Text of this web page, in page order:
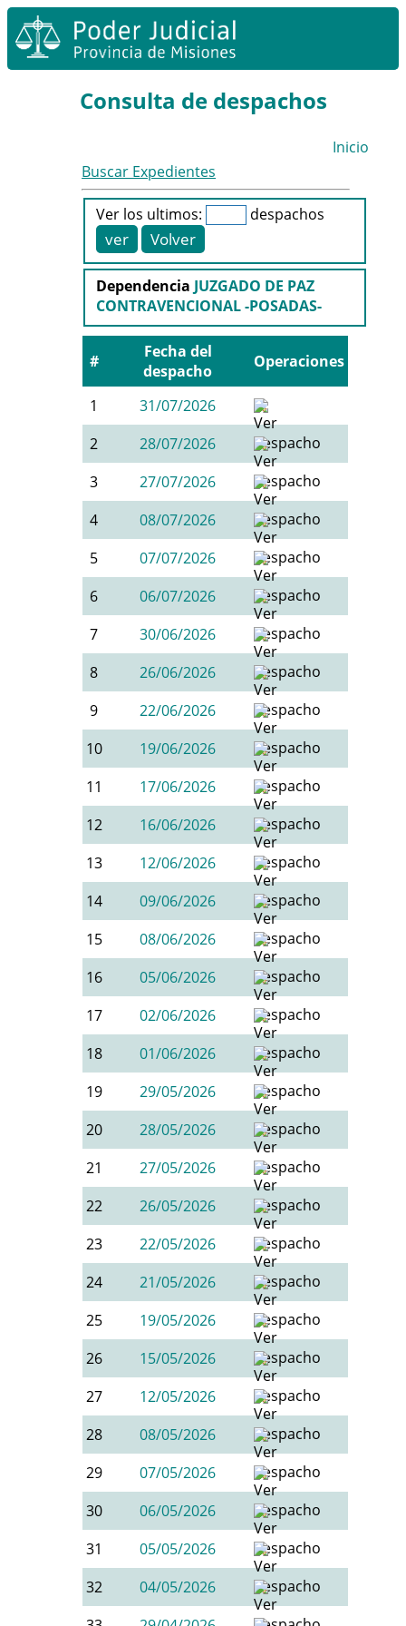
Consulta de despachos
Inicio
Buscar Expedientes
Ver los ultimos: despachos
Dependencia JUZGADO DE PAZ
CONTRAVENCIONAL -POSADAS-
#
Fecha del
despacho
Operaciones
1
31/07/2026
2
28/07/2026
3
27/07/2026
4
08/07/2026
5
07/07/2026
6
06/07/2026
7
30/06/2026
8
26/06/2026
9
22/06/2026
10
19/06/2026
11
17/06/2026
12
16/06/2026
13
12/06/2026
14
09/06/2026
15
08/06/2026
16
05/06/2026
17
02/06/2026
18
01/06/2026
19
29/05/2026
20
28/05/2026
21
27/05/2026
22
26/05/2026
23
22/05/2026
24
21/05/2026
25
19/05/2026
26
15/05/2026
27
12/05/2026
28
08/05/2026
29
07/05/2026
30
06/05/2026
31
05/05/2026
32
04/05/2026